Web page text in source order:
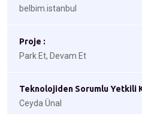
belbim.istanbul
Proje :
Park Et, Devam Et
Teknolojiden Sorumlu Yetkili
Ceyda Ünal